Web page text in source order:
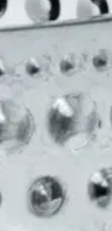
muistuttavat
lasiastioita.